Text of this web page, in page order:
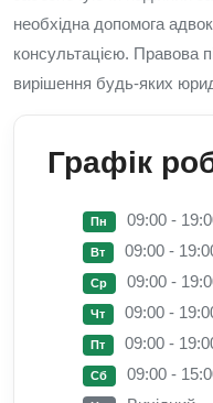
необхідна допомога
консультацією. Правова
вирішення будь-яких
Графік
Пн 09:00 -
Вт 09:00 -
Ср 09:00 -
Чт 09:00 -
Пт 09:00 -
Сб 09:00 -